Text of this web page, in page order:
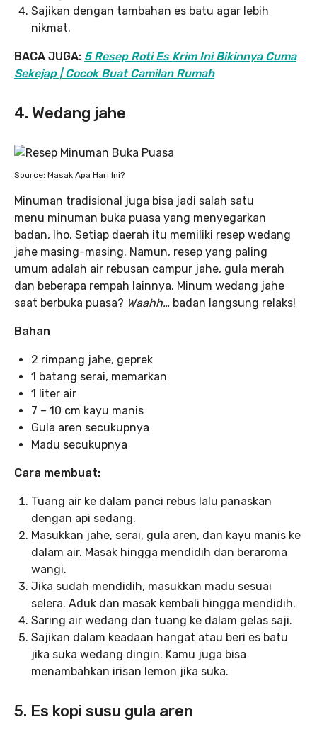
Sajikan dengan tambahan es batu agar lebih
nikmat.
BACA JUGA: 5 Resep Roti Es Krim Ini Bikinnya Cuma
Sekejap | Cocok Buat Camilan Rumah
4. Wedang jahe
Source: Masak Apa Hari Ini?
Minuman tradisional juga bisa jadi salah satu
menu minuman buka puasa yang menyegarkan
badan, lho. Setiap daerah itu memiliki resep wedang
jahe masing-masing. Namun, resep yang paling
umum adalah air rebusan campur jahe, gula merah
dan beberapa rempah lainnya. Minum wedang jahe
saat berbuka puasa? Waahh… badan langsung relaks!
Bahan
2 rimpang jahe, geprek
1 batang serai, memarkan
1 liter air
7 – 10 cm kayu manis
Gula aren secukupnya
Madu secukupnya
Cara membuat:
Tuang air ke dalam panci rebus lalu panaskan
dengan api sedang.
Masukkan jahe, serai, gula aren, dan kayu manis ke
dalam air. Masak hingga mendidih dan beraroma
wangi.
Jika sudah mendidih, masukkan madu sesuai
selera. Aduk dan masak kembali hingga mendidih.
Saring air wedang dan tuang ke dalam gelas saji.
Sajikan dalam keadaan hangat atau beri es batu
jika suka wedang dingin. Kamu juga bisa
menambahkan irisan lemon jika suka.
5. Es kopi susu gula aren